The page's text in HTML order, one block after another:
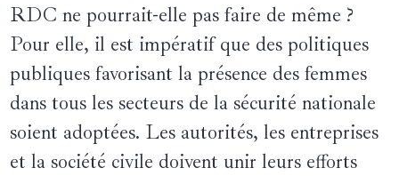
RDC ne pourrait-elle pas faire de même ?
Pour elle, il est impératif que des politiques
publiques favorisant la présence des femmes
dans tous les secteurs de la sécurité nationale
soient adoptées. Les autorités, les entreprises
et la société civile doivent unir leurs efforts